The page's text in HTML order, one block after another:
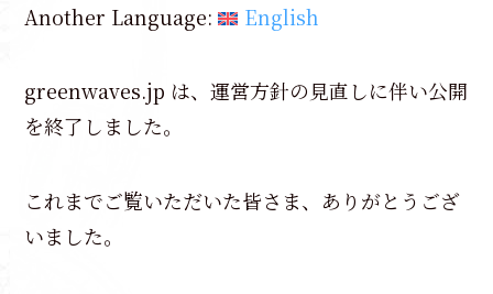
Another Language: English
greenwaves.jp は、運営方針の見直しに伴い公開
を終了しました。
これまでご覧いただいた皆さま、ありがとうござ
いました。